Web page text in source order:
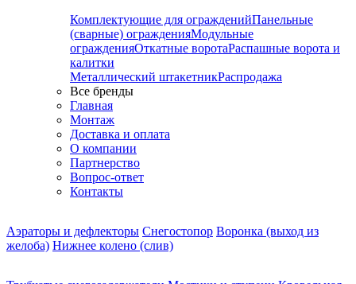
Комплектующие для огражденийПанельные
(сварные) огражденияМодульные
огражденияОткатные воротаРаспашные ворота и
калитки
Металлический штакетникРаспродажа
Все бренды
Главная
Монтаж
Доставка и оплата
О компании
Партнерство
Вопрос-ответ
Контакты
Аэраторы и дефлекторы Снегостопор Воронка (выход из
желоба) Нижнее колено (слив)